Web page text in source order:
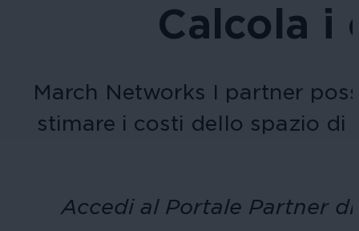
Calcola i
March Networks I partner
stimare i costi dello spazio di
Accedi al Portale Partner